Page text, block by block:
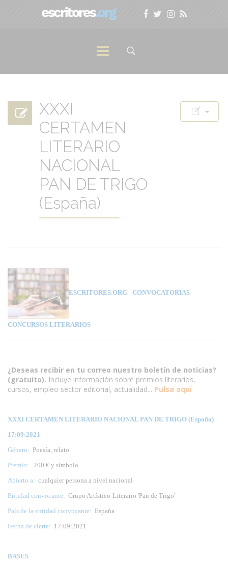
XXXI
CERTAMEN
LITERARIO
NACIONAL
PAN DE TRIGO
(España)
ESCRITORES.ORG - CONVOCATORIAS
CONCURSOS LITERARIOS
¿Deseas recibir en tu correo nuestro boletín de noticias?
(gratuito). Incluye información sobre premios literarios,
cursos, empleo sector editorial, actualidad... Pulsa aqui
XXXI CERTAMEN LITERARIO NACIONAL PAN DE TRIGO (España)
17:09:2021
Género: Poesía, relato
Premio:
200 € y símbolo
Abierto a: cualquier persona a nivel nacional
Entidad convocante: Grupo Artístico-Literario 'Pan de Trigo'
País de la entidad convocante: España
Fecha de cierre: 17:09:2021
BASES